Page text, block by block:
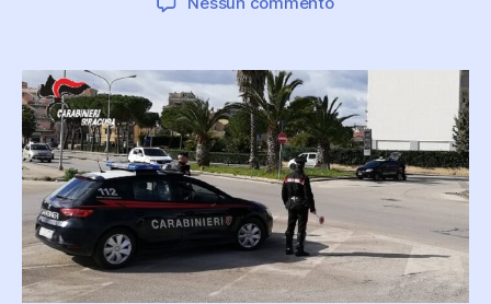
fuoco
antistante
la
scuola:
arrestati
2